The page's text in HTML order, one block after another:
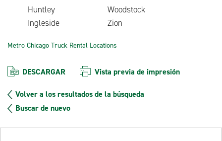
Huntley
Woodstock
Ingleside
Zion
Metro Chicago Truck Rental Locations
DESCARGAR Vista previa de impresión
Volver a los resultados de la búsqueda
Buscar de nuevo